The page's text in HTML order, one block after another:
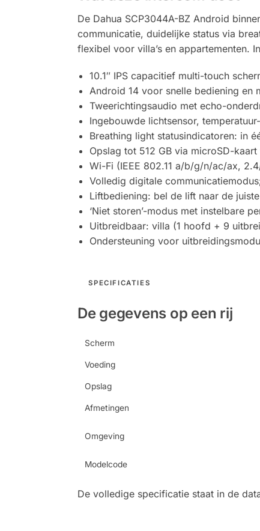
De Dahua SCP3044A-BZ Android
communicatie, duidelijke status via
flexibel voor villa’s en appartementen.
10.1″ IPS capacitief multi-touch
Android 14 voor snelle bediening en
Tweerichtingsaudio met echo-
Ingebouwde lichtsensor,
Breathing light statusindicatoren: in
Opslag tot 512 GB via microSD-
Wi-Fi (IEEE 802.11 a/b/g/n/ac/ax,
Volledig digitale
Liftbediening: bel de lift naar de
‘Niet storen’-modus met instelbare
Uitbreidbaar: villa (1 hoofd + 9
Ondersteuning voor
SPECIFICATIES
De gegevens op een rij
Scherm
Voeding
Opslag
Afmetingen
Omgeving
Modelcode
De volledige specificatie staat in de